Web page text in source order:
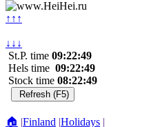
↑↑↑
↓↓↓
St.P. time 09:22:49
Hels time 09:22:49
Stock time 08:22:49
🏠 |Finland |Holidays |